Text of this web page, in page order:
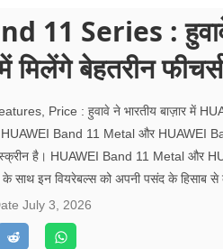
11 Series : हुवावे
बेहतरीन फीचर्स
Price : हुवावे ने भारतीय बाज़ार में
Band 11 Metal और HUAWEI
है। HUAWEI Band 11 Metal और
साथ इन वियरेबल्स को अपनी पसंद के हिसाब
July 3, 2026